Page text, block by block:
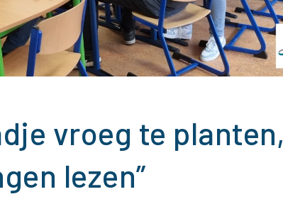
vroeg te planten,
lezen”